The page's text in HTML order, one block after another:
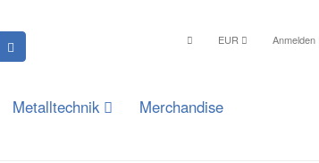
EUR Anmelden
Metalltechnik
Merchandise